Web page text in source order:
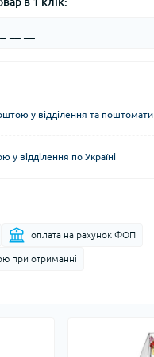
у відділення та поштомати
у відділення по Україні
оплата на рахунок ФОП
при отриманні